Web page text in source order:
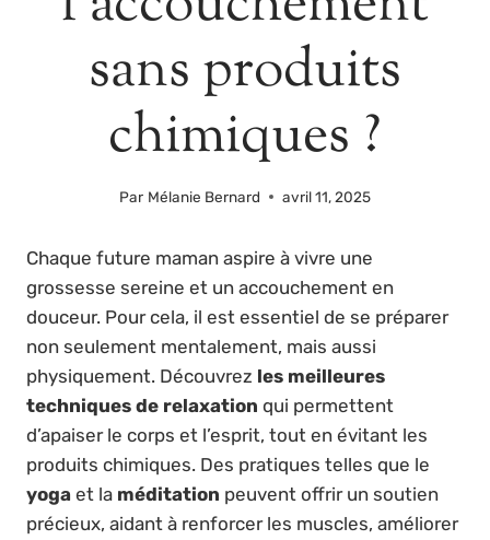
sans produits
chimiques ?
Par Mélanie Bernard avril 11, 2025
Chaque future maman aspire à vivre une
grossesse sereine et un accouchement en
douceur. Pour cela, il est essentiel de se préparer
non seulement mentalement, mais aussi
physiquement. Découvrez les meilleures
techniques de relaxation qui permettent
d’apaiser le corps et l’esprit, tout en évitant les
produits chimiques. Des pratiques telles que le
yoga et la méditation peuvent offrir un soutien
précieux, aidant à renforcer les muscles, améliorer